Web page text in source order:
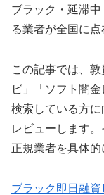
ブラック・延滞
る業者が全国に点
この記事では、
ビ」「ソフト闇
検索している方
レビューします
正規業者を具体的
ブラック即日融